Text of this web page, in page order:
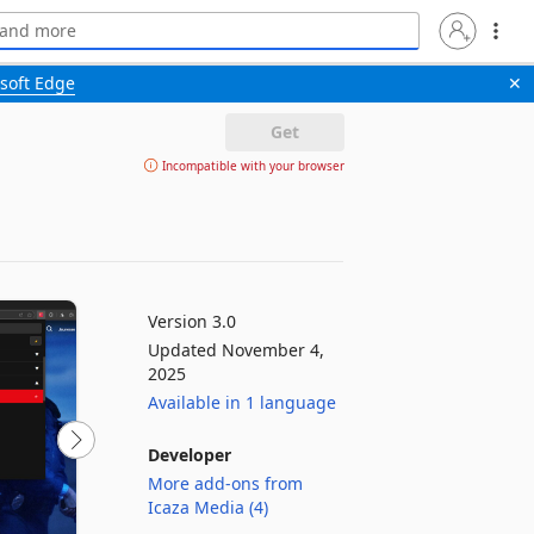
Edge ✕
Get
Incompatible with your browser
Version 3.0
Updated November 4,
2025
Available in 1 language
Developer
More add-ons from
Icaza Media (4)